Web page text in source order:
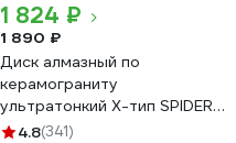
1 824 ₽
1 890 ₽
Диск алмазный по
керамограниту
ультратонкий X-тип SPIDER
125x10x1.2x22.23 мм Diamond
4.8(341)